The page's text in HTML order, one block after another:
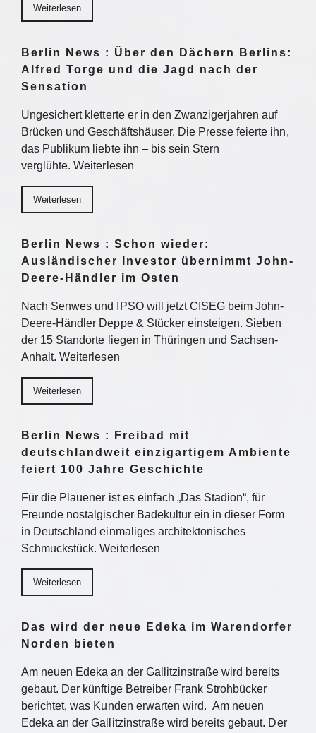
Weiterlesen
Berlin News : Über den Dächern Berlins:
Alfred Torge und die Jagd nach der
Sensation
Ungesichert kletterte er in den Zwanzigerjahren auf
Brücken und Geschäftshäuser. Die Presse feierte ihn,
das Publikum liebte ihn – bis sein Stern
verglühte. Weiterlesen
Weiterlesen
Berlin News : Schon wieder:
Ausländischer Investor übernimmt John-
Deere-Händler im Osten
Nach Senwes und IPSO will jetzt CISEG beim John-
Deere-Händler Deppe & Stücker einsteigen. Sieben
der 15 Standorte liegen in Thüringen und Sachsen-
Anhalt. Weiterlesen
Weiterlesen
Berlin News : Freibad mit
deutschlandweit einzigartigem Ambiente
feiert 100 Jahre Geschichte
Für die Plauener ist es einfach „Das Stadion“, für
Freunde nostalgischer Badekultur ein in dieser Form
in Deutschland einmaliges architektonisches
Schmuckstück. Weiterlesen
Weiterlesen
Das wird der neue Edeka im Warendorfer
Norden bieten
Am neuen Edeka an der Gallitzinstraße wird bereits
gebaut. Der künftige Betreiber Frank Strohbücker
berichtet, was Kunden erwarten wird. Am neuen
Edeka an der Gallitzinstraße wird bereits gebaut. Der